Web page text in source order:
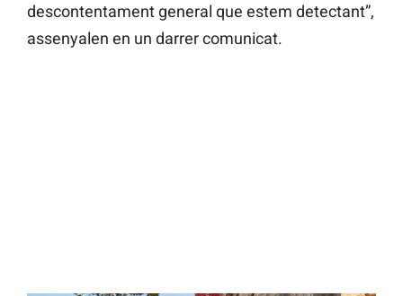
descontentament general que estem detectant”,
assenyalen en un darrer comunicat.